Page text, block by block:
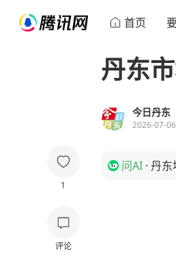
首页
1
评论
丹东
今日丹东
2026-07-
问AI · 丹东